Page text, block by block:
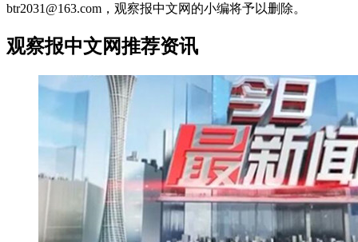
btr2031@163.com，观察报中文网的小编将予以删除。
观察报中文网推荐资讯